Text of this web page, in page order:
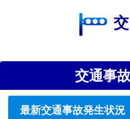
交通事
最新交通事故発生状況